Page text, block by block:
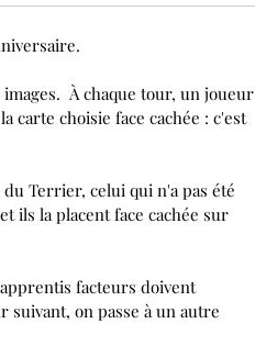
À chaque tour, un joueur
carte choisie face cachée : c'est
Terrier, celui qui n'a pas été
ils la placent face cachée sur
facteurs doivent
on passe à un autre